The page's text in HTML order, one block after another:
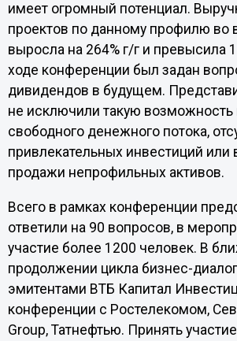
имеет огромный потенциал.
проектов по данному профилю во
выросла на 264% г/г и превысила
ходе конференции был задан
дивидендов в будущем.
не исключили такую возможность
свободного денежного потока,
привлекательных инвестиций или
продажи непрофильных активов.
Всего в рамках конференции
ответили на 90 вопросов, в
участие более 1200 человек. В
продолжении цикла бизнес-
эмитентами ВТБ Капитал
конференции с Ростелекомом,
Group, Татнефтью. Принять